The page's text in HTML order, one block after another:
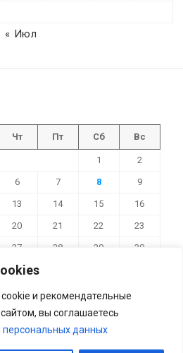
и рекомендательные
вы соглашаетесь
персональных данных
« Июл
Чт Пт Сб Вс
1 2
6 7 8 9
13 14 15 16
20 21 22 23
27 28 29 30
Июл